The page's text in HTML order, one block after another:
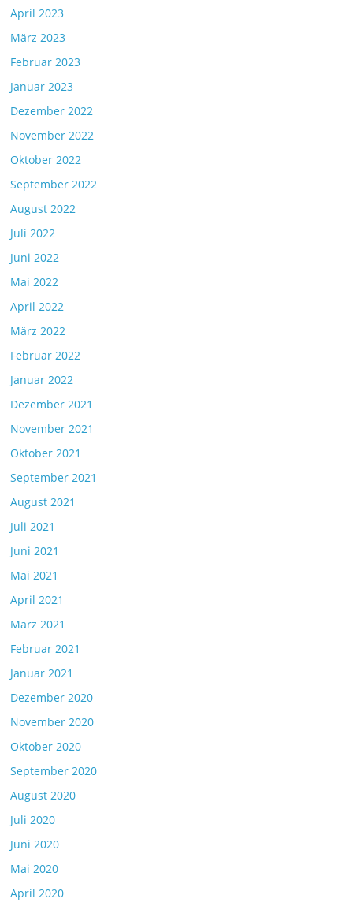
April 2023
März 2023
Februar 2023
Januar 2023
Dezember 2022
November 2022
Oktober 2022
September 2022
August 2022
Juli 2022
Juni 2022
Mai 2022
April 2022
März 2022
Februar 2022
Januar 2022
Dezember 2021
November 2021
Oktober 2021
September 2021
August 2021
Juli 2021
Juni 2021
Mai 2021
April 2021
März 2021
Februar 2021
Januar 2021
Dezember 2020
November 2020
Oktober 2020
September 2020
August 2020
Juli 2020
Juni 2020
Mai 2020
April 2020